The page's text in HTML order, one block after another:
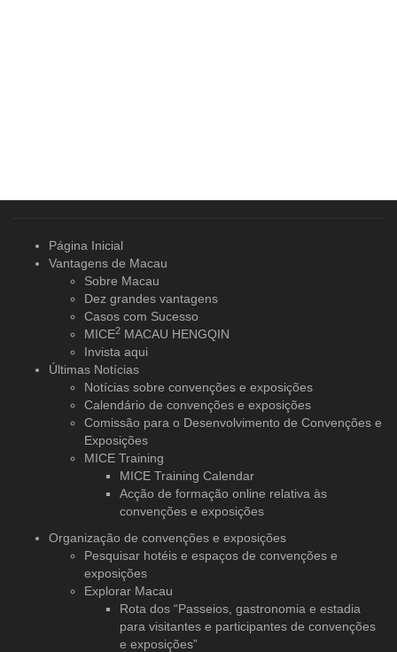
Página Inicial
Vantagens de Macau
Sobre Macau
Dez grandes vantagens
Casos com Sucesso
MICE2 MACAU HENGQIN
Invista aqui
Últimas Notícias
Notícias sobre convenções e exposições
Calendário de convenções e exposições
Comissão para o Desenvolvimento de Convenções e
Exposições
MICE Training
MICE Training Calendar
Acção de formação online relativa às
convenções e exposições
Organização de convenções e exposições
Pesquisar hotéis e espaços de convenções e
exposições
Explorar Macau
Rota dos “Passeios, gastronomia e estadia
para visitantes e participantes de convenções
e exposições”